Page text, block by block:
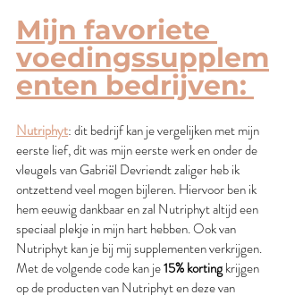
Mijn favoriete
voedingssupplem
enten bedrijven:
Nutriphyt: dit bedrijf kan je vergelijken met mijn
eerste lief, dit was mijn eerste werk en onder de
vleugels van Gabriël Devriendt zaliger heb ik
ontzettend veel mogen bijleren. Hiervoor ben ik
hem eeuwig dankbaar en zal Nutriphyt altijd een
speciaal plekje in mijn hart hebben. Ook van
Nutriphyt kan je bij mij supplementen verkrijgen.
Met de volgende code kan je 15% korting krijgen
op de producten van Nutriphyt en deze van